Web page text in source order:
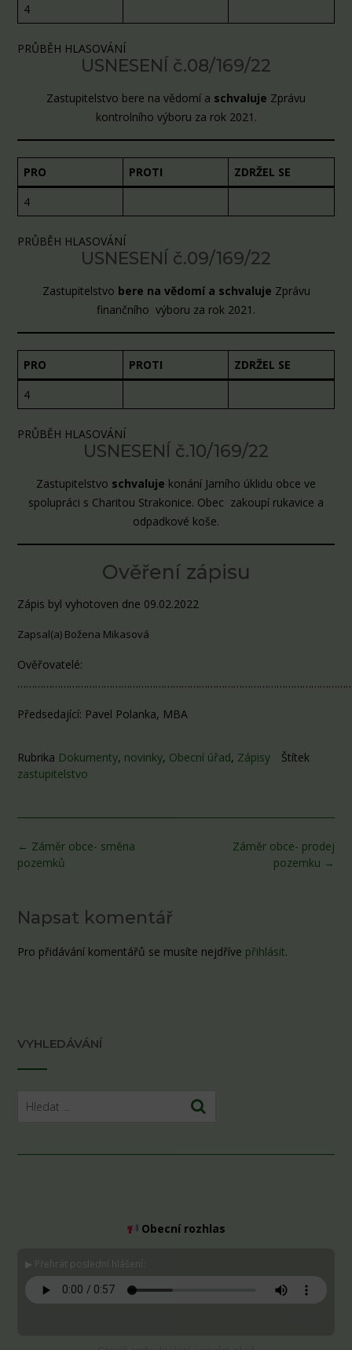
4
PRŮBĚH HLASOVÁNÍ
USNESENÍ č.08/169/22
Zastupitelstvo bere na vědomí a schvaluje Zprávu
kontrolního výboru za rok 2021.
PRO PROTI
ZDRŽEL SE
4
PRŮBĚH HLASOVÁNÍ
USNESENÍ č.09/169/22
Zastupitelstvo bere na vědomí a schvaluje Zprávu
finančního výboru za rok 2021.
PRO PROTI
ZDRŽEL SE
4
PRŮBĚH HLASOVÁNÍ
USNESENÍ č.10/169/22
Zastupitelstvo schvaluje konání Jarního úklidu obce ve
spolupráci s Charitou Strakonice. Obec zakoupí rukavice a
odpadkové koše.
Ověření zápisu
Zápis byl vyhotoven dne 09.02.2022
Zapsal(a) Božena Mikasová
Ověřovatelé:
Předsedající: Pavel Polanka, MBA
Rubrika Dokumenty, novinky, Obecní úřad, Zápisy
Štítek
zastupitelstvo
Post
navigation
Záměr obce- prodej
pozemku →
← Záměr obce- směna
pozemků
Napsat komentář
Pro přidávání komentářů se musíte nejdříve přihlásit.
VYHLEDÁVÁNÍ
Obecní rozhlas
▶ Přehrát poslední hlášení: